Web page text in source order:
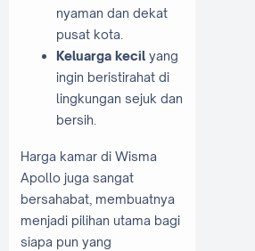
nyaman dan dekat
pusat kota.
Keluarga kecil yang
ingin beristirahat di
lingkungan sejuk dan
bersih.
Harga kamar di Wisma
Apollo juga sangat
bersahabat, membuatnya
menjadi pilihan utama bagi
siapa pun yang